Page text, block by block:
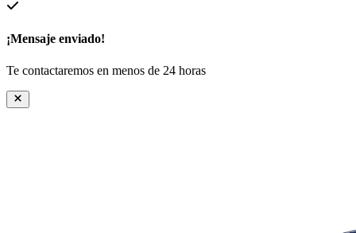
¡Mensaje enviado!
Te contactaremos en menos de 24 horas